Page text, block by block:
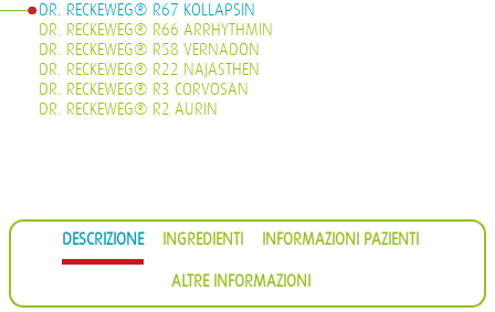
DR. RECKEWEG® R67 KOLLAPSIN
DR. RECKEWEG® R66 ARRHYTHMIN
DR. RECKEWEG® R58 VERNADON
DR. RECKEWEG® R22 NAJASTHEN
DR. RECKEWEG® R3 CORVOSAN
DR. RECKEWEG® R2 AURIN
DESCRIZIONE INGREDIENTI INFORMAZIONI PAZIENTI
ALTRE INFORMAZIONI